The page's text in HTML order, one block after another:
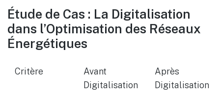
Étude de Cas : La Digitalisation
dans l’Optimisation des Réseaux
Énergétiques
Critère
Avant
Digitalisation
Après
Digitalisation